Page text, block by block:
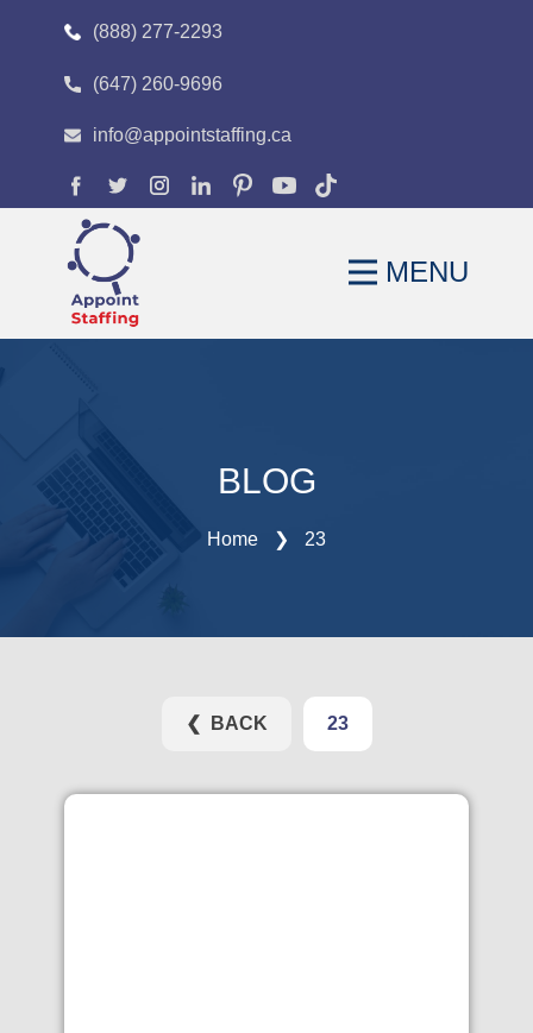
(888) 277-2293
(647) 260-9696
info@appointstaffing.ca
MENU
HOME
OUR EXPERTISE
CAREERS
FAQS
BLOG
Home ❯ 23
❮ BACK 23